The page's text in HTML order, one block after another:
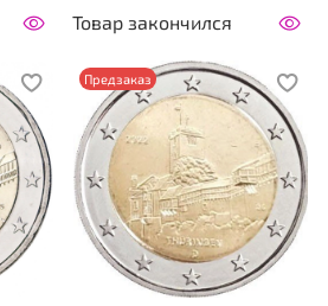
Товар закончился
Предзаказ